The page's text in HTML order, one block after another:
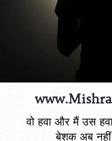
वो हवा और मैं उस
बेशक अब नहीं